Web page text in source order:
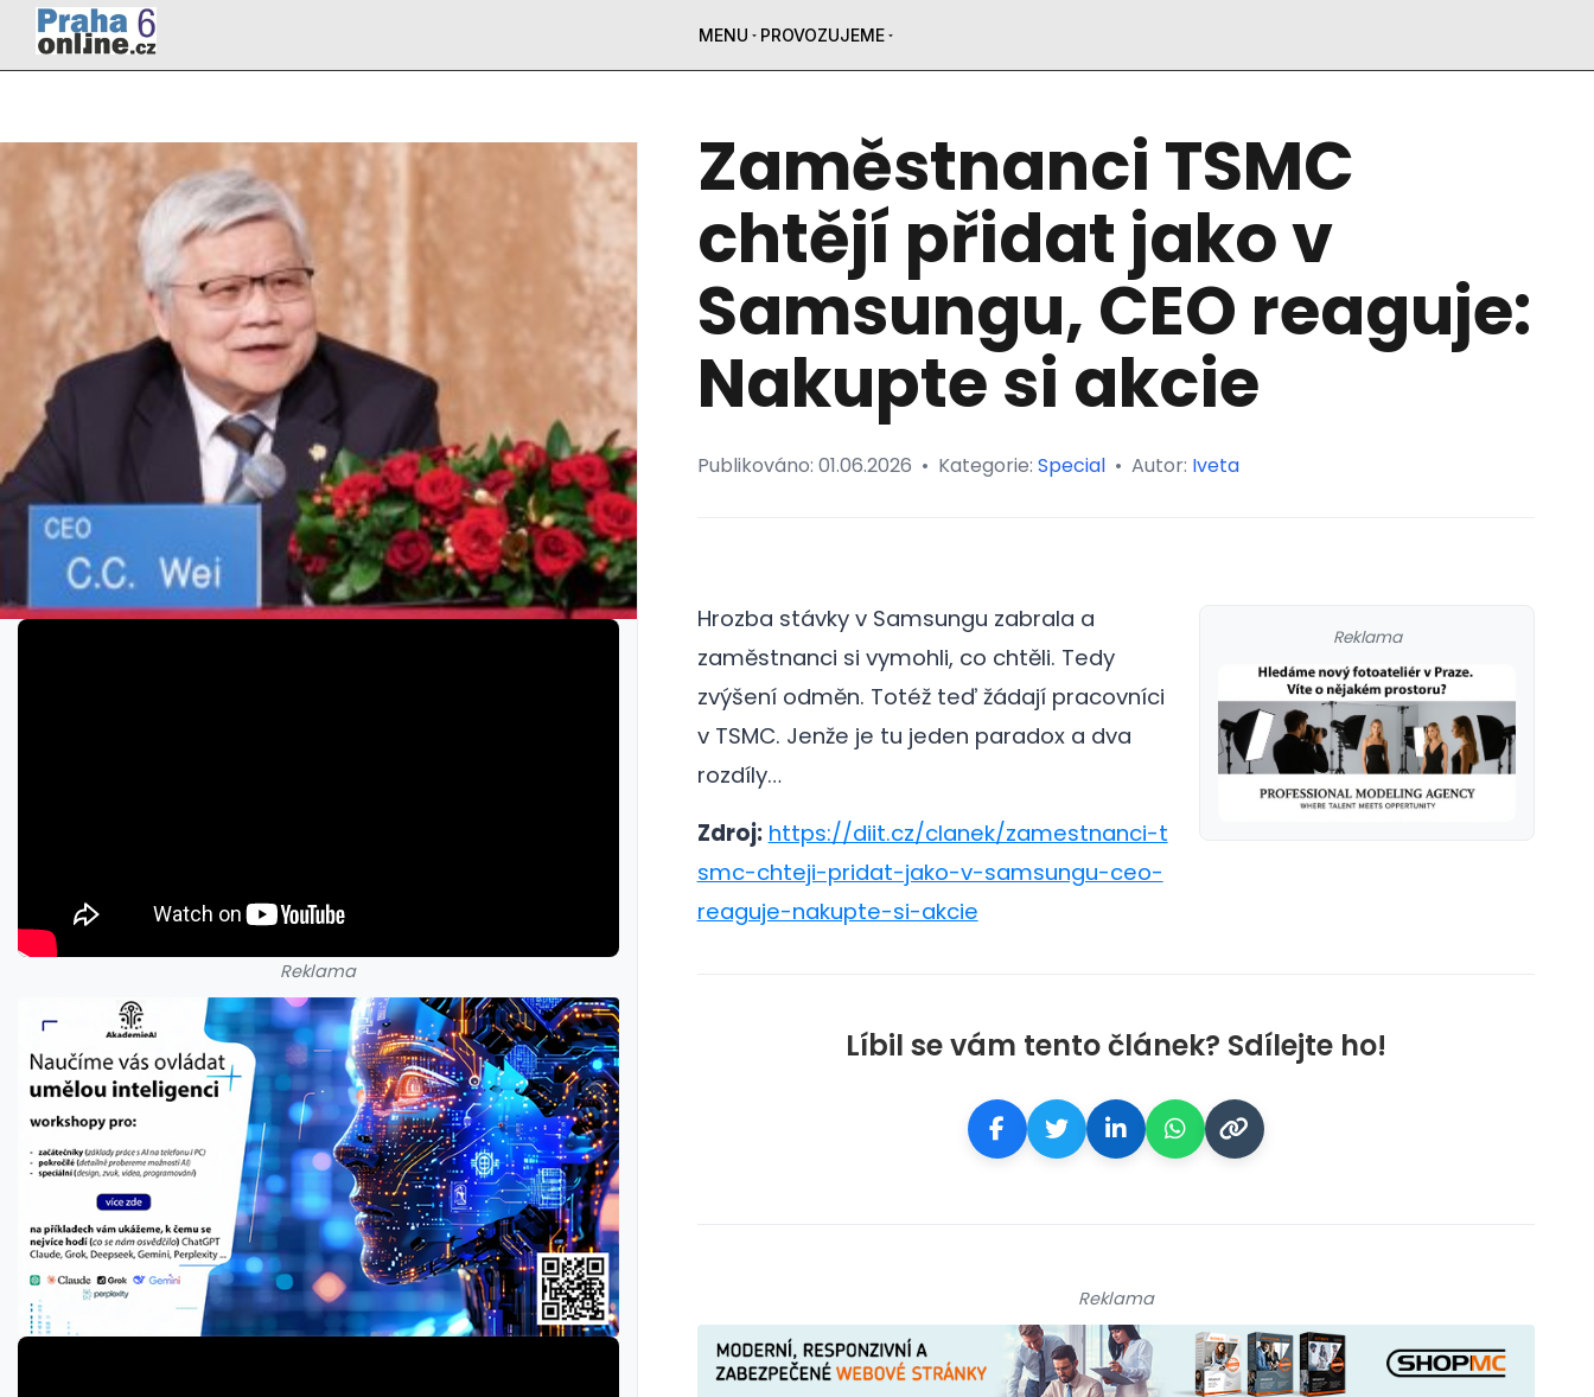
MENU PROVOZUJEME
Reklama
Zaměstnanci TSMC
chtějí přidat jako v
Samsungu, CEO reaguje:
Nakupte si akcie
Publikováno: 01.06.2026 • Kategorie: Special • Autor: Iveta
Reklama
Hrozba stávky v Samsungu zabrala a
zaměstnanci si vymohli, co chtěli. Tedy
zvýšení odměn. Totéž teď žádají pracovníci
v TSMC. Jenže je tu jeden paradox a dva
rozdíly…
Zdroj: https://diit.cz/clanek/zamestnanci-t
smc-chteji-pridat-jako-v-samsungu-ceo-
reaguje-nakupte-si-akcie
Líbil se vám tento článek? Sdílejte ho!
Reklama